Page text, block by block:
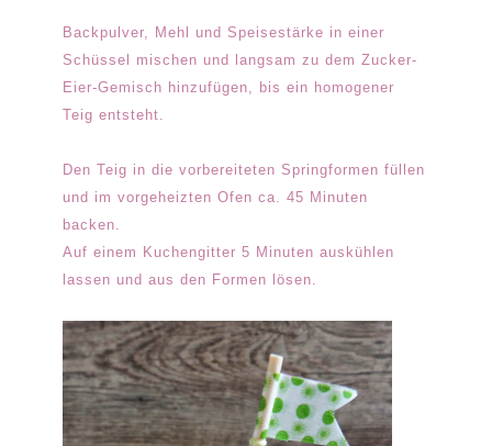
Backpulver, Mehl und Speisestärke in einer
Schüssel mischen und langsam zu dem Zucker-
Eier-Gemisch hinzufügen, bis ein homogener
Teig entsteht.
Den Teig in die vorbereiteten Springformen füllen
und im vorgeheizten Ofen ca. 45 Minuten
backen.
Auf einem Kuchengitter 5 Minuten auskühlen
lassen und aus den Formen lösen.